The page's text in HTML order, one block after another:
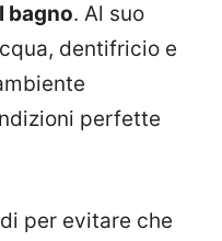
bagno. Al suo
dentifricio e
perfette
per evitare che